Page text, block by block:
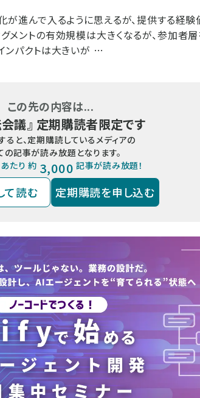
が進んで入るように思えるが、提供する経
メントの有効規模は大きくなるが、参加者
ンパクトは大きいが …
この先の内容は...
議』 定期購読者限定です
ると、定期購読しているメディアの
の記事が読み放題となります。
あたり 約 3,000 記事が読み放題！
て読む 定期購読を申し込む